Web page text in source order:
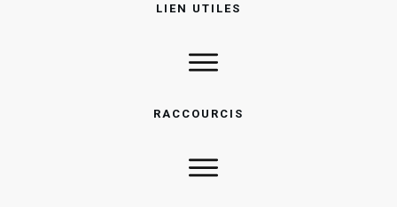
LIEN UTILES
RACCOURCIS